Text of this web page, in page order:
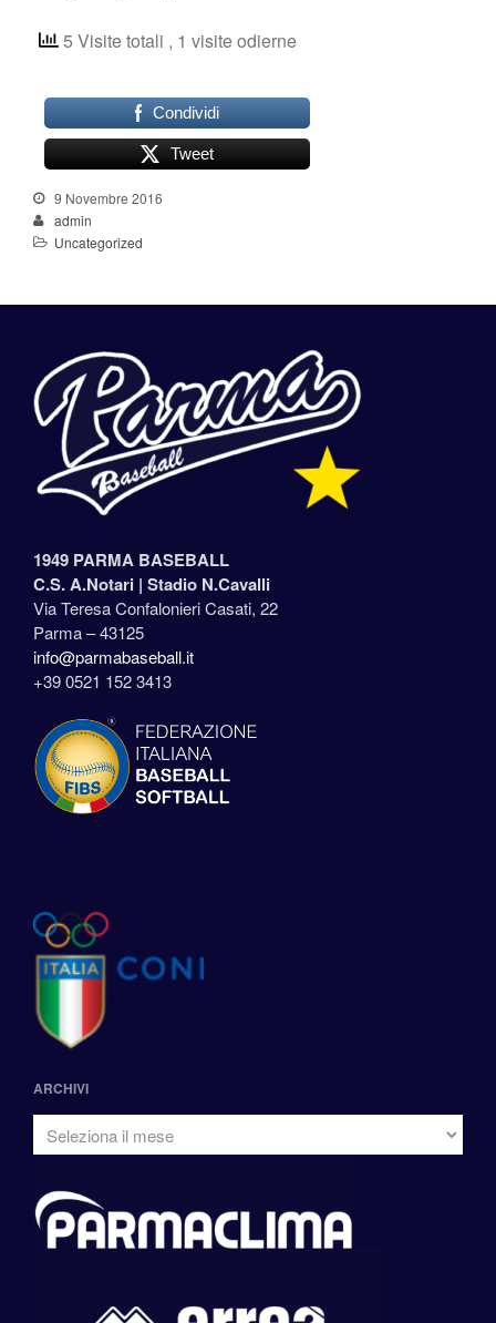
5 Visite totali , 1 visite odierne
Condividi
Tweet
9 Novembre 2016
admin
Uncategorized
1949 PARMA BASEBALL
C.S. A.Notari | Stadio N.Cavalli
Via Teresa Confalonieri Casati, 22
Parma – 43125
info@parmabaseball.it
+39 0521 152 3413
ARCHIVI